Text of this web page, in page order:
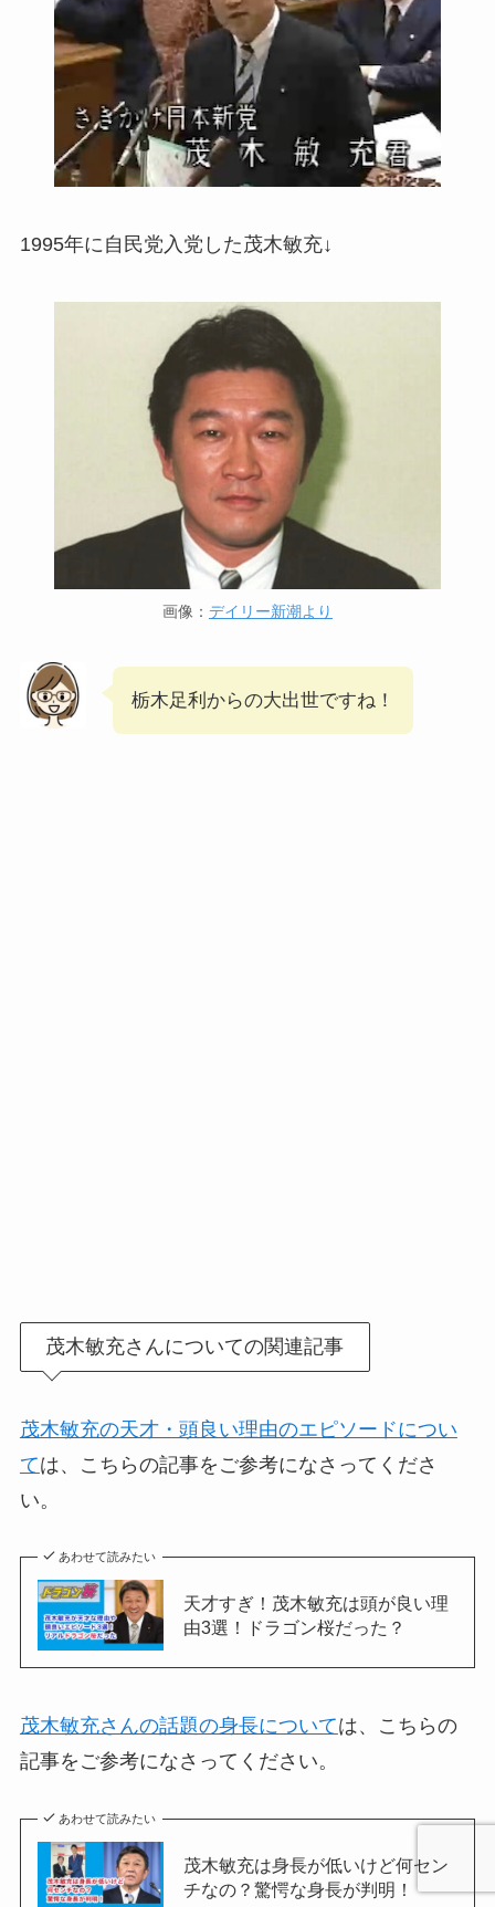
1995年に自民党入党した茂木敏充↓
画像： デイリー新潮より
栃木足利からの大出世ですね！
茂木敏充さんについての関連記事
茂木敏充の天才・頭良い理由のエピソードについ
ては、こちらの記事をご参考になさってくださ
い。
あわせて読みたい
天才すぎ！茂木敏充は頭が良い理
由3選！ドラゴン桜だった？
茂木敏充さんの話題の身長については、こちらの
記事をご参考になさってください。
あわせて読みたい
茂木敏充は身長が低いけど何セン
チなの？驚愕な身長が判明！